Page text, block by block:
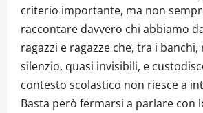
criterio importante, ma non
raccontare davvero chi abbiamo
ragazzi e ragazze che, tra i
silenzio, quasi invisibili, e
contesto scolastico non riesce a
Basta però fermarsi a parlare con